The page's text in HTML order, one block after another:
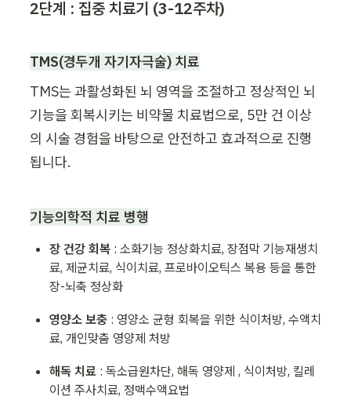
2단계 : 집중 치료기 (3-12주차)
TMS(경두개 자기자극술) 치료
TMS는 과활성화된 뇌 영역을 조절하고 정상적인 뇌
기능을 회복시키는 비약물 치료법으로, 5만 건 이상
의 시술 경험을 바탕으로 안전하고 효과적으로 진행
됩니다.
기능의학적 치료 병행
장 건강 회복 : 소화기능 정상화치료, 장점막 기능재생치
료, 제균치료, 식이치료, 프로바이오틱스 복용 등을 통한
장-뇌축 정상화
영양소 보충 : 영양소 균형 회복을 위한 식이처방, 수액치
료, 개인맞춤 영양제 처방
해독 치료 : 독소급원차단, 해독 영양제 , 식이처방, 킬레
이션 주사치료, 정맥수액요법